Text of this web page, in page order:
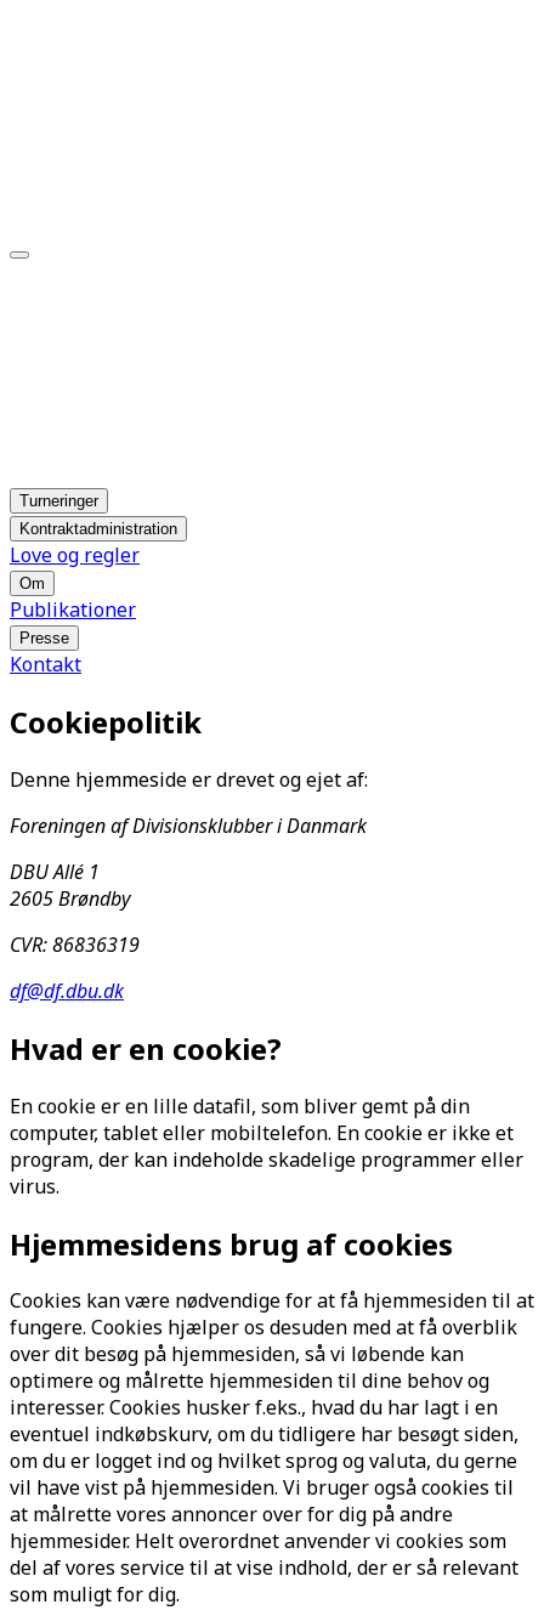
Turneringer
Kontraktadministration
Love og regler
Om
Publikationer
Presse
Kontakt
Cookiepolitik
Denne hjemmeside er drevet og ejet af:
Foreningen af Divisionsklubber i Danmark
DBU Allé 1
2605 Brøndby
CVR: 86836319
df@df.dbu.dk
Hvad er en cookie?
En cookie er en lille datafil, som bliver gemt på din
computer, tablet eller mobiltelefon. En cookie er ikke et
program, der kan indeholde skadelige programmer eller
virus.
Hjemmesidens brug af cookies
Cookies kan være nødvendige for at få hjemmesiden til at
fungere. Cookies hjælper os desuden med at få overblik
over dit besøg på hjemmesiden, så vi løbende kan
optimere og målrette hjemmesiden til dine behov og
interesser. Cookies husker f.eks., hvad du har lagt i en
eventuel indkøbskurv, om du tidligere har besøgt siden,
om du er logget ind og hvilket sprog og valuta, du gerne
vil have vist på hjemmesiden. Vi bruger også cookies til
at målrette vores annoncer over for dig på andre
hjemmesider. Helt overordnet anvender vi cookies som
del af vores service til at vise indhold, der er så relevant
som muligt for dig.